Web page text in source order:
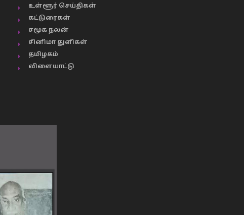
உள்ளூர் செய்திகள்
கட்டுரைகள்
சமூக நலன்
சினிமா துளிகள்
தமிழகம்
விளையாட்டு